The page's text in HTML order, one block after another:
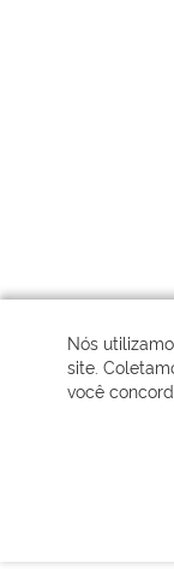
Nós
site.
você